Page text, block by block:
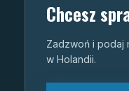
Chcesz
Zadzwoń i podaj
w Holandii.